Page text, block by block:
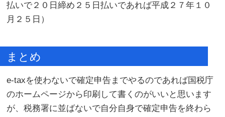
払いで２０日締め２５日払いであれば平成２７年１０
月２５日）
まとめ
e-taxを使わないで確定申告までやるのであれば国税庁
のホームページから印刷して書くのがいいと思います
が、税務署に並ばないで自分自身で確定申告を終わら